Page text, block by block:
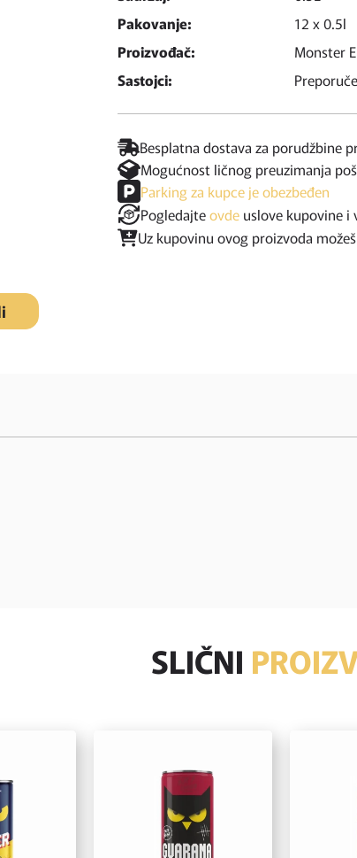
Pakovanje:
12 x 0.5l
Proizvođač:
Monster
Sastojci:
Besplatna dostava za porudžbine
Mogućnost ličnog preuzimanja
Parking za kupce je obezbeđen
Pogledajteovdeuslove kupovine i
Uz kupovinu ovog proizvoda
SLIČNI